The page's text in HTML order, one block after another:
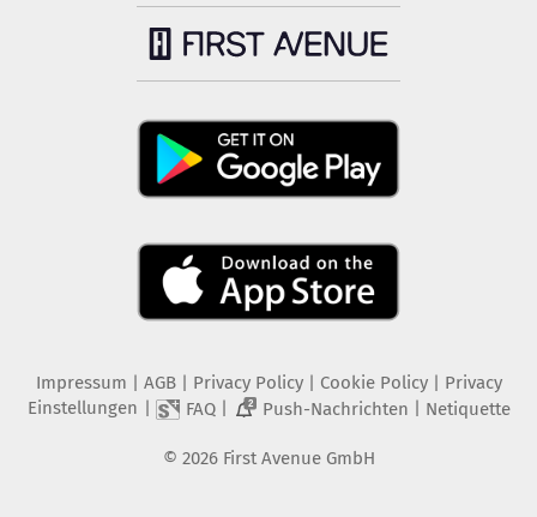
Impressum AGB Privacy Policy| Cookie Policy| Privacy
Einstellungen
FAQ| 2 Push-Nachrichten Netiquette
© 2026 First Avenue GmbH